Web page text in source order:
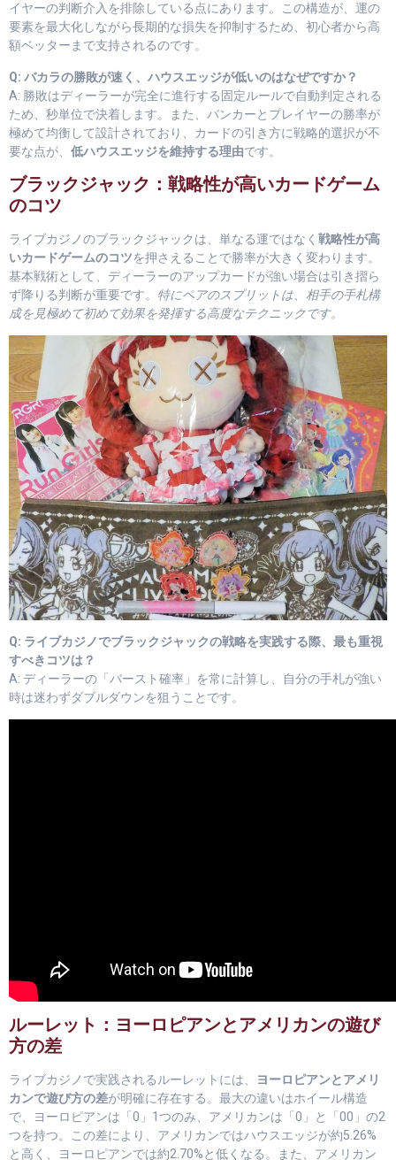
イヤーの判断介入を排除している点にあります。この構造が、運の
要素を最大化しながら長期的な損失を抑制するため、初心者から高
額ベッターまで支持されるのです。
Q: バカラの勝敗が速く、ハウスエッジが低いのはなぜですか？
A: 勝敗はディーラーが完全に進行する固定ルールで自動判定される
ため、秒単位で決着します。また、バンカーとプレイヤーの勝率が
極めて均衡して設計されており、カードの引き方に戦略的選択が不
要な点が、 低ハウスエッジを維持する理由です。
ブラックジャック：戦略性が高いカードゲーム
のコツ
ライブカジノのブラックジャックは、単なる運ではなく 戦略性が高
いカードゲームのコツを押さえることで勝率が大きく変わります。
基本戦術として、ディーラーのアップカードが強い場合は引き摺ら
ず降りる判断が重要です。 特にペアのスプリットは、相手の手札構
成を見極めて初めて効果を発揮する高度なテクニックです。
Q: ライブカジノでブラックジャックの戦略を実践する際、最も重視
すべきコツは？
A: ディーラーの「バースト確率」を常に計算し、自分の手札が強い
時は迷わずダブルダウンを狙うことです。
ルーレット：ヨーロピアンとアメリカンの遊び
方の差
ライブカジノで実践されるルーレットには、 ヨーロピアンとアメリ
カンで遊び方の差が明確に存在する。最大の違いはホイール構造
で、ヨーロピアンは「0」1つのみ、アメリカンは「0」と「00」の2
つを持つ。この差により、アメリカンではハウスエッジが約5.26%
と高く、ヨーロピアンでは約2.70%と低くなる。また、アメリカン